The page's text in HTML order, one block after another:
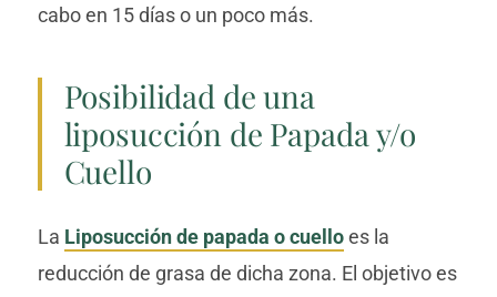
cabo en 15 días o un poco más.
Posibilidad de una
liposucción de Papada y/o
Cuello
La Liposucción de papada o cuelloes la
reducción de grasa de dicha zona. El objetivo es